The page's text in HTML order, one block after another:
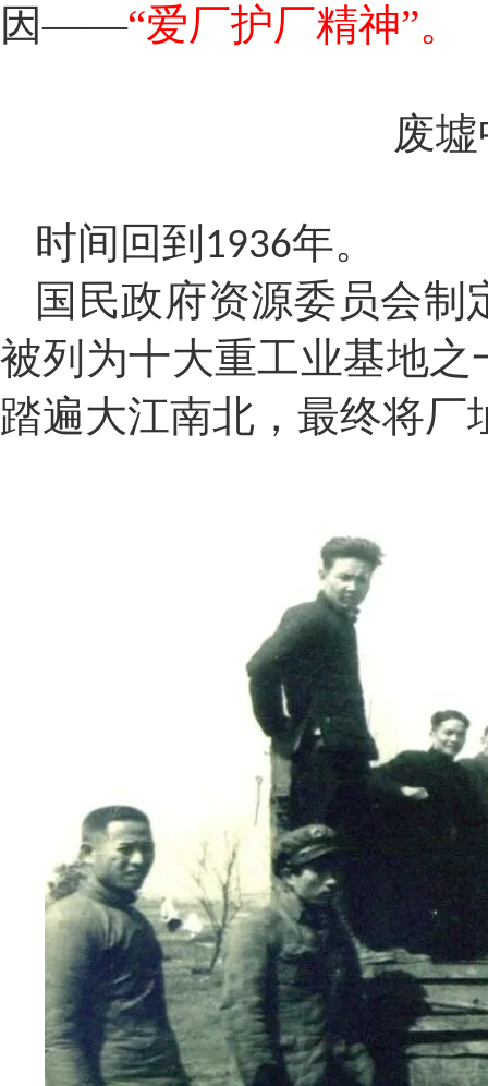
因——“爱厂护厂精神”。
废
时间回到 1936年。
国民政府资源委员会
被列为十大重工业基地
踏遍大江南北，最终将